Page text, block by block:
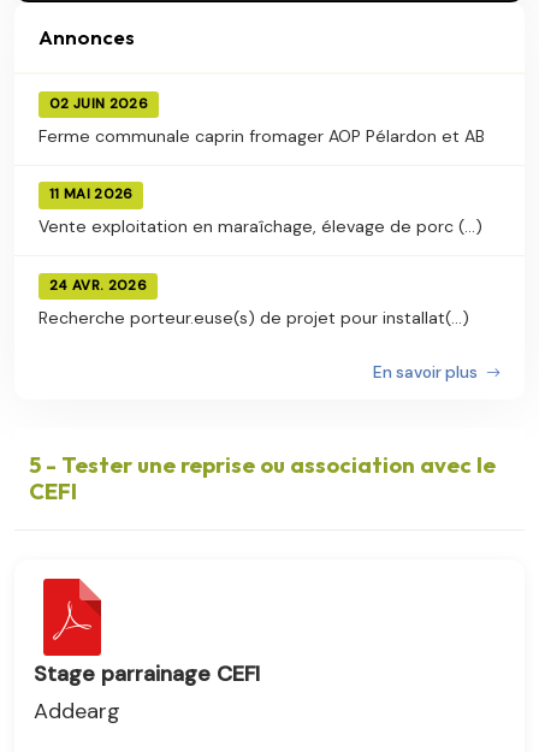
Annonces
02 JUIN 2026
Ferme communale caprin fromager AOP Pélardon et AB
11 MAI 2026
Vente exploitation en maraîchage, élevage de porc (...)
24 AVR. 2026
Recherche porteur.euse(s) de projet pour installat(...)
En savoir plus
5 - Tester une reprise ou association avec le
CEFI
Stage parrainage CEFI
Addearg